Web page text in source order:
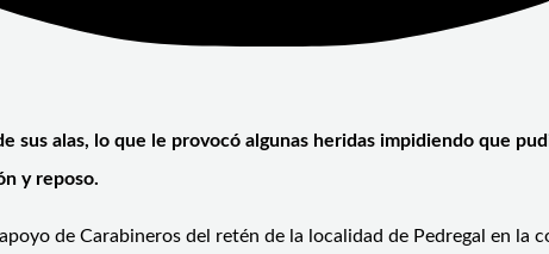
sus alas, lo que le provocó algunas heridas impidiendo que
y reposo.
de Carabineros del retén de la localidad de Pedregal en